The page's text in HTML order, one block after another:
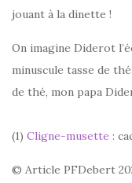
jouant à la dinette !
On imagine Diderot
minuscule tasse de
de thé, mon papa
(1) Cligne-musette :
© Article PFDebert